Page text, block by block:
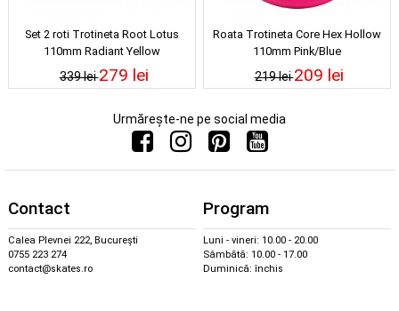
Set 2 roti Trotineta Root Lotus
110mm Radiant Yellow
339 lei279 lei
Roata Trotineta Core Hex Hollow
110mm Pink/Blue
219 lei209 lei
Urmărește-ne pe social media
Contact
Calea Plevnei 222, București
0755 223 274
contact@skates.ro
Program
Luni - vineri: 10.00 - 20.00
Sâmbătă: 10.00 - 17.00
Duminică: închis